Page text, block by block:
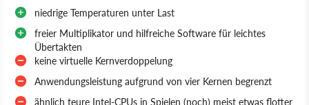
niedrige Temperaturen unter Last
freier Multiplikator und hilfreiche Software für leichtes
Übertakten
keine virtuelle Kernverdoppelung
Anwendungsleistung aufgrund von vier Kernen begrenzt
ähnlich teure Intel-CPUs in Spielen (noch) meist etwas flotter